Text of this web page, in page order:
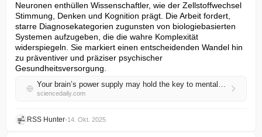
Neuronen enthüllen Wissenschaftler, wie der Zellstoffwechsel
Stimmung, Denken und Kognition prägt. Die Arbeit fordert,
starre Diagnosekategorien zugunsten von biologiebasierten
Systemen aufzugeben, die die wahre Komplexität
widerspiegeln. Sie markiert einen entscheidenden Wandel hin
zu präventiver und präziser psychischer
Gesundheitsversorgung.
Your brain’s power supply may hold the key to mental illness
sciencedaily.com
RSS Hunter•14. Okt. 2025